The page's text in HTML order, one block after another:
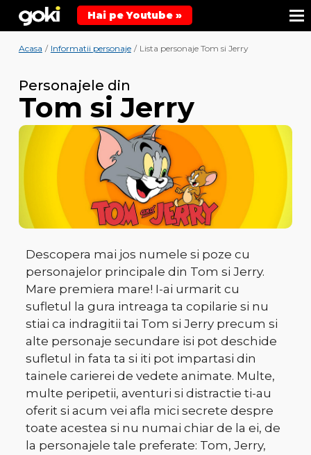
Hai pe Youtube »
Acasa / Informatii personaje / Lista personaje Tom si Jerry
Personajele din
Tom si Jerry
Descopera mai jos numele si poze cu
personajelor principale din Tom si Jerry.
Mare premiera mare! I-ai urmarit cu
sufletul la gura intreaga ta copilarie si nu
stiai ca indragitii tai Tom si Jerry precum si
alte personaje secundare isi pot deschide
sufletul in fata ta si iti pot impartasi din
tainele carierei de vedete animate. Multe,
multe peripetii, aventuri si distractie ti-au
oferit si acum vei afla mici secrete despre
toate acestea si nu numai chiar de la ei, de
la personajele tale preferate: Tom, Jerry,